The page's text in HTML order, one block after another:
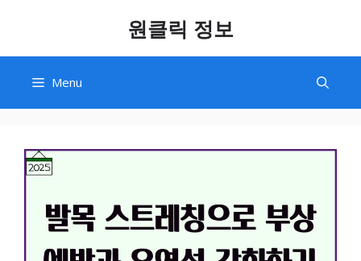
content
원클릭 정보
Menu